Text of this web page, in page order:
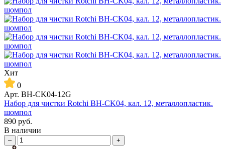
Хит
0
Арт. BH-CK04-12G
Набор для чистки Rotchi BH-CK04, кал. 12, металлопластик.
шомпол
890 руб.
В наличии
– +